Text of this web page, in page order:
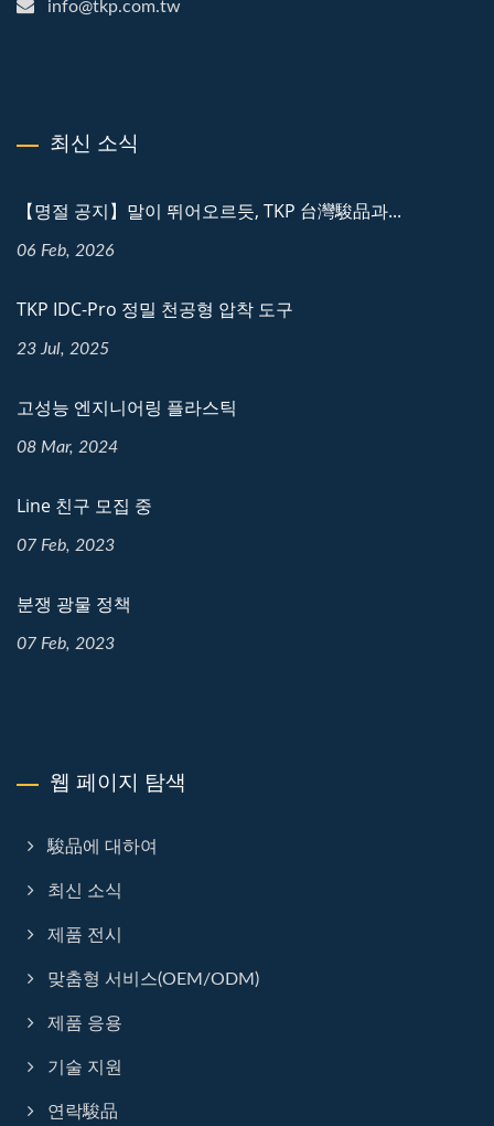
info@tkp.com.tw
최신 소식
【명절 공지】말이 뛰어오르듯, TKP 台灣駿品과...
06 Feb, 2026
TKP IDC-Pro 정밀 천공형 압착 도구
23 Jul, 2025
고성능 엔지니어링 플라스틱
08 Mar, 2024
Line 친구 모집 중
07 Feb, 2023
분쟁 광물 정책
07 Feb, 2023
웹 페이지 탐색
駿品에 대하여
최신 소식
제품 전시
맞춤형 서비스(OEM/ODM)
제품 응용
기술 지원
연락駿品